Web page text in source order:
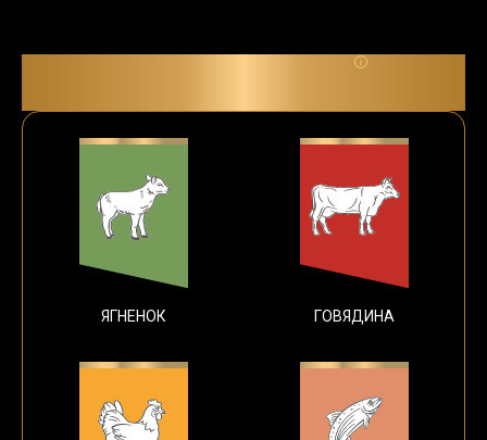
№ 1 ИНГРЕДИЕНТ
ЯГНЕНОК ГОВЯДИНА